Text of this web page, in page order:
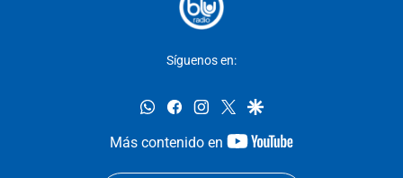
Síguenos en:
whatsappfacebookinstagram
twittergoogle
Más contenido en
youtube-